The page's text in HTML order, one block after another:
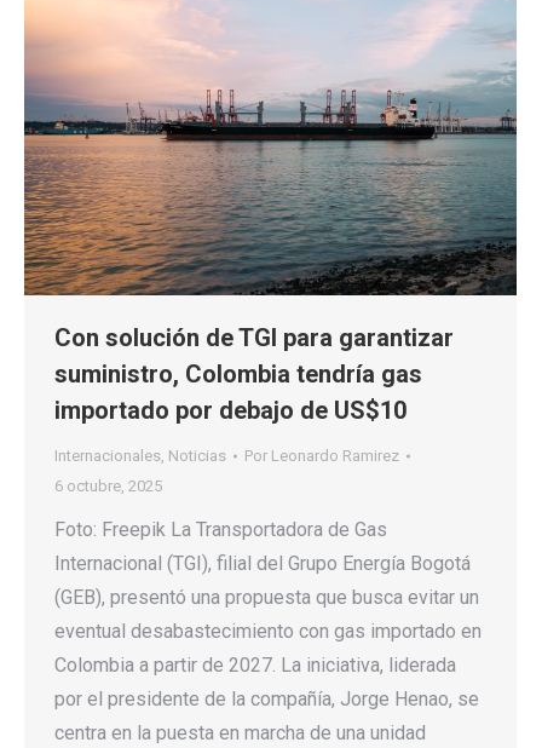
Con solución de TGI para garantizar
suministro, Colombia tendría gas
importado por debajo de US$10
Internacionales, Noticias Por Leonardo Ramirez
6 octubre, 2025
Foto: Freepik La Transportadora de Gas
Internacional (TGI), filial del Grupo Energía Bogotá
(GEB), presentó una propuesta que busca evitar un
eventual desabastecimiento con gas importado en
Colombia a partir de 2027. La iniciativa, liderada
por el presidente de la compañía, Jorge Henao, se
centra en la puesta en marcha de una unidad